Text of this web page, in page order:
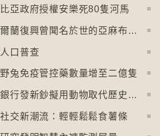
亞政府授權安樂死80隻河馬
【十萬八千里】北愛爾蘭復興曾聞名於世的亞麻布產業
口普查
兔免疫管控藥數量增至二億隻
【十萬八千里】英倫銀行發新鈔擬用動物取代歷史人物
交新潮流：輕輕鬆鬆食薯條